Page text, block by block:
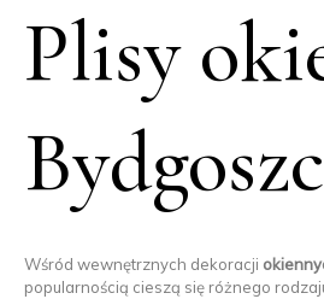
Plisy
Wśród wewnętrznych dekoracji
popularnością cieszą się różnego